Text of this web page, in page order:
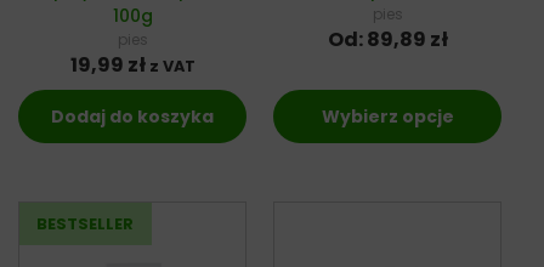
100g
pies
19,99 zł z VAT
Dodaj do koszyka
pies
Od:89,89 zł
Wybierz opcje